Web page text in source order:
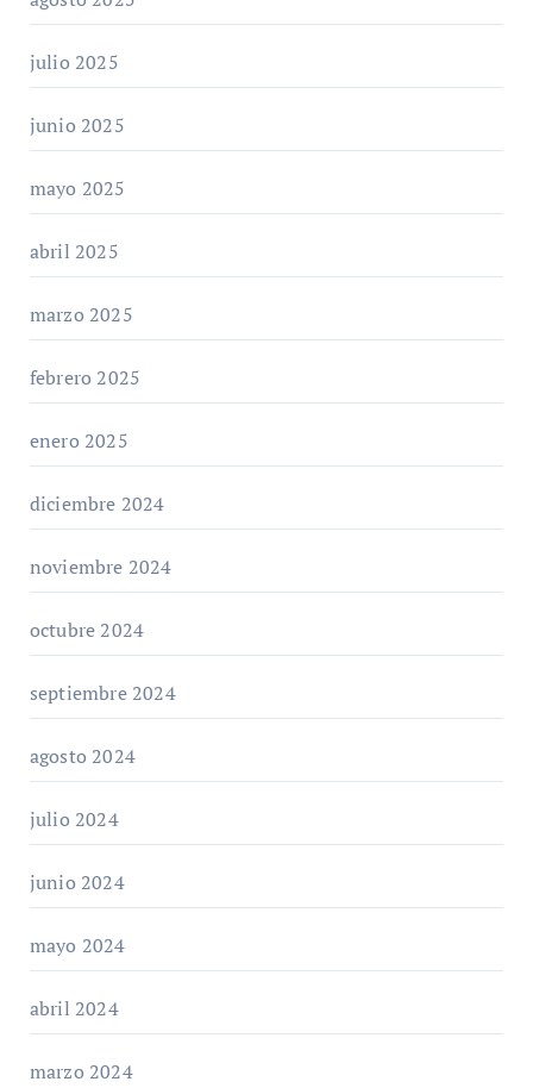
julio 2025
junio 2025
mayo 2025
abril 2025
marzo 2025
febrero 2025
enero 2025
diciembre 2024
noviembre 2024
octubre 2024
septiembre 2024
agosto 2024
julio 2024
junio 2024
mayo 2024
abril 2024
marzo 2024